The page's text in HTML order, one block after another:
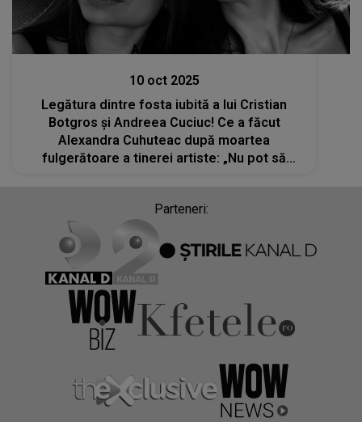
Actualitate
10 oct 2025
Legătura dintre fosta iubită a lui Cristian
Botgros și Andreea Cuciuc! Ce a făcut
Alexandra Cuhuteac după moartea
fulgerătoare a tinerei artiste: „Nu pot să
Parteneri: